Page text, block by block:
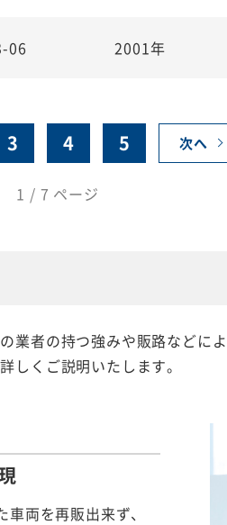
06 2001年
3 4 5 次へ
1 / 7 ページ
者の持つ強みや販路などに
しくご説明いたします。
両を再販出来ず、